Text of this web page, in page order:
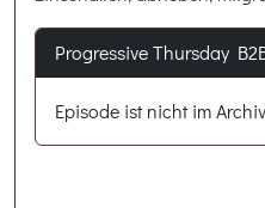
Progressive Thursday
Episode ist nicht im